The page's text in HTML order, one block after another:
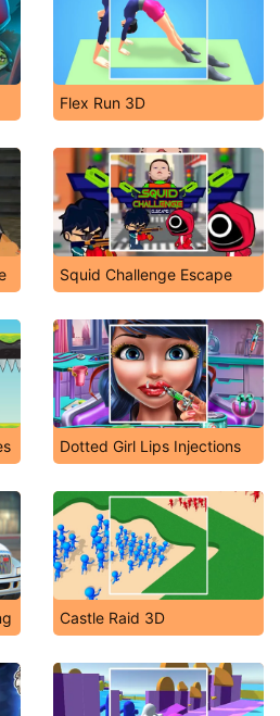
Flex Run 3D
Squid Challenge Escape
Dotted Girl Lips Injections
Castle Raid 3D